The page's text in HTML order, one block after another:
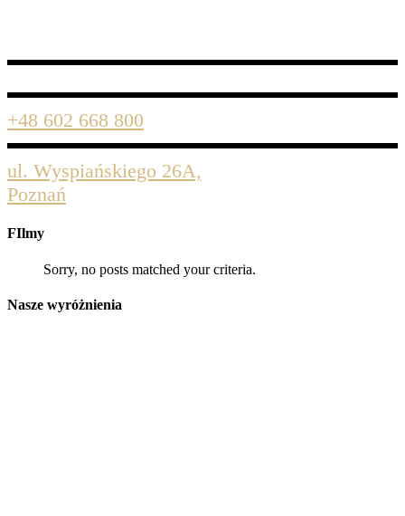
+48 602 668 800
ul. Wyspiańskiego 26A,
Poznań
FIlmy
Sorry, no posts matched your criteria.
Nasze wyróżnienia